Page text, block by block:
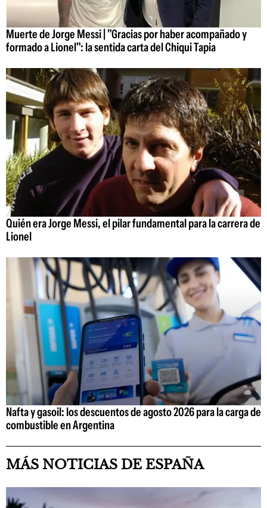
Muerte de Jorge Messi | "Gracias por haber acompañado y
formado a Lionel": la sentida carta del Chiqui Tapia
Quién era Jorge Messi, el pilar fundamental para la carrera de
Lionel
Nafta y gasoil: los descuentos de agosto 2026 para la carga de
combustible en Argentina
MÁS NOTICIAS DE ESPAÑA